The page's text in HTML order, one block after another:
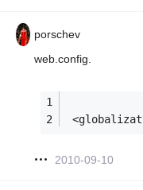
porschev
web.config.
2010-09-10